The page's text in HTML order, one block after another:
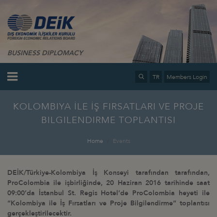
BUSINESS DIPLOMACY
TR Members Login
KOLOMBIYA İLE İŞ FIRSATLARI VE PROJE
BILGILENDIRME TOPLANTISI
Home Events
DEİK/Türkiye-Kolombiya İş Konseyi tarafından tarafından,
ProColombia ile işbirliğinde, 20 Haziran 2016 tarihinde saat
09:00’da İstanbul St. Regis Hotel’de ProColombia heyeti ile
“Kolombiya ile İş Fırsatları ve Proje Bilgilendirme” toplantısı
gerçekleştirilecektir.